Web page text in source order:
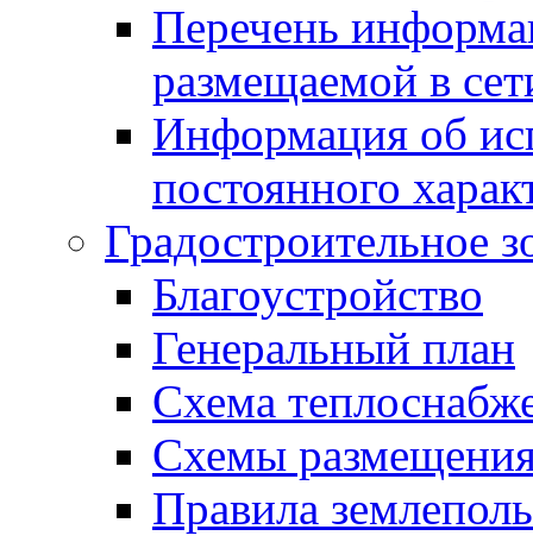
Перечень
размещаемой в
Информация об
постоянного
Градостроительное
Благоустройство
Генеральный план
Схема
Схемы
Правила